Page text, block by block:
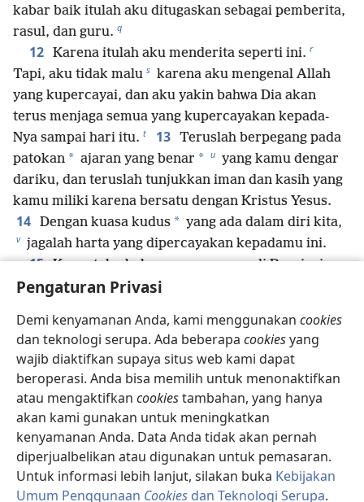
Pengaturan Privasi
Demi kenyamanan Anda, kami menggunakan cookies
dan teknologi serupa. Ada beberapa cookiesyang
wajib diaktifkan supaya situs web kami dapat
beroperasi. Anda bisa memilih untuk menonaktifkan
atau mengaktifkan cookiestambahan, yang hanya
akan kami gunakan untuk meningkatkan
kenyamanan Anda. Data Anda tidak akan pernah
diperjualbelikan atau digunakan untuk pemasaran.
Untuk informasi lebih lanjut, silakan buka Kebijakan
Umum Penggunaan Cookies dan Teknologi Serupa.
kabar baik itulah aku ditugaskan sebagai pemberita,
rasul, dan guru. q
12 Karena itulah aku menderita seperti ini. r
Tapi, aku tidak malu s karena aku mengenal Allah
yang kupercayai, dan aku yakin bahwa Dia akan
terus menjaga semua yang kupercayakan kepada-
Nya sampai hari itu. t 13 Teruslah berpegang pada
patokan * ajaran yang benar * u yang kamu dengar
dariku, dan teruslah tunjukkan iman dan kasih yang
kamu miliki karena bersatu dengan Kristus Yesus.
14 Dengan kuasa kudus * yang ada dalam diri kita,
v jagalah harta yang dipercayakan kepadamu ini.
15 Kamu tahu bahwa semua orang di Provinsi
Asia w sudah meninggalkan aku, termasuk Figelus
menunjukkan belas kasihan kepada rumah tangga
Onesiforus x karena dia berulang kali menyegarkan
aku, dan dia tidak malu walaupun aku dipenjarakan.
17
Malah, sewaktu berada di Roma, dia mencari-
cari dan menemukan aku. 18 Semoga Tuhan
Yehuwa *menunjukkan belas kasihan kepada dia
pada hari itu. Kamu tahu betul tentang semua
pelayanannya di Efesus.